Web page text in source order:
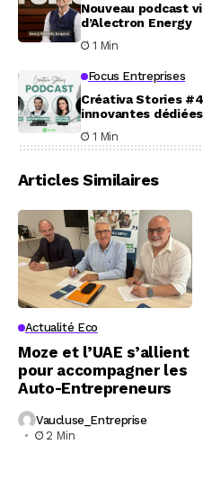
Nouveau podcast
d’Alectron Energy
1 Min
Focus Entreprises
Créativa Stories
innovantes
1 Min
Articles Similaires
Actualité Eco
Moze et l’UAE s’allient
pour accompagner les
Auto-Entrepreneurs
Vaucluse_Entreprise
2 Min